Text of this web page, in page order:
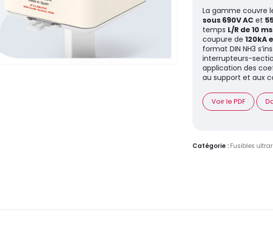
La gamme couvre
sous 690V ACet
temps L/R de 10 ms
coupure de 120kA
format DIN NH3
interrupteurs-
application des
au support et aux
Voir le PDF
Catégorie : Fusibles